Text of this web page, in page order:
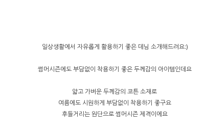
일상생활에서 자유롭게 활용하기 좋은 데님 소개해드려요:)
썸머시즌에도 부담없이 착용하기 좋은 두께감의 아이템인데요
얇고 가벼운 두께감의 코튼 소재로
여름에도 시원하게 부담없이 착용하기 좋구요
후들거리는 원단으로 썸머시즌 제격이에요